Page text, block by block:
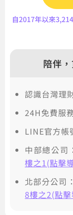
自2017年以來
陪伴
認識台灣理
24H免費服
LINE官方帳
中部總公司
樓之1(點擊
北部分公司：
8樓之2(點